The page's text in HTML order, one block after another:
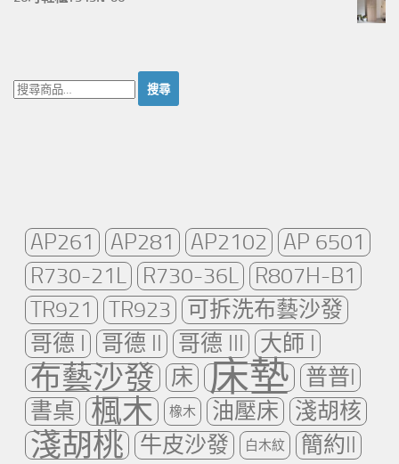
搜
尋：
AP261 AP281 AP2102
AP 6501
R730-21L
R730-36L
R807H-B1
TR921
TR923
可拆洗布藝沙發
哥德 I
哥德 II 哥德 III 大師 I
布藝沙發 床 床墊
普普I
書桌
楓木 橡木 油壓床 淺胡核
淺胡桃 牛皮沙發 白木紋 簡約II